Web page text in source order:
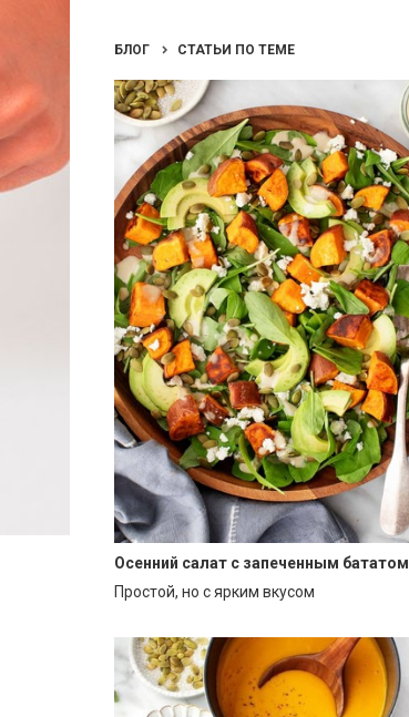
БЛОГ СТАТЬИ ПО ТЕМЕ
Осенний салат с запеченным бататом
Простой, но с ярким вкусом